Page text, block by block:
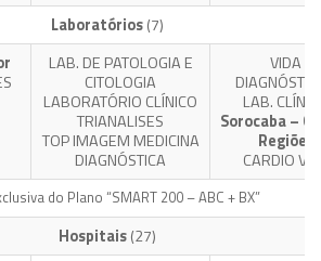
Laboratórios(7)
LAB. DE PATOLOGIA E
CITOLOGIA
LABORATÓRIO CLÍNICO
TRIANALISES
TOP IMAGEM MEDICINA
DIAGNÓSTICA
VIDA
LAB.
Sorocaba –
Regiões
CARDIO
do Plano “SMART 200 – ABC + BX”
Hospitais(27)